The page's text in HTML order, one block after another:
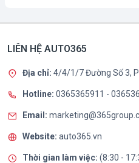
LIÊN HỆ AUTO365
Địa chỉ: 4/4/1/7 Đường Số 3,
Hotline: 0365365911 -
Email:
Website: auto365.vn
Thời gian làm việc: (8:30 -